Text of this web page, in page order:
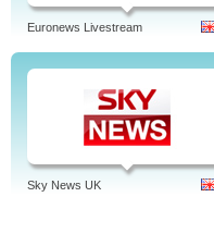
Euronews Livestream
Sky News UK